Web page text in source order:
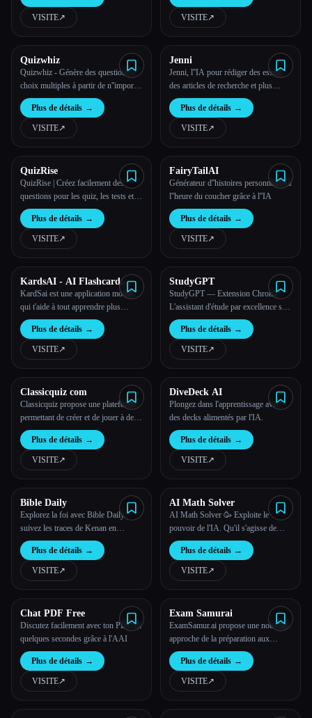
Toutes les catégories
À propos
VISITE↗︎ VISITE↗︎
Quizwhiz
Quizwhiz - Génère des questions à
choix multiples à partir de n''importe
quel texte
Plus de détails →
VISITE↗︎
Jenni
Jenni, l''IA pour rédiger des essais,
des articles de recherche et plus
encore !
Plus de détails →
VISITE↗︎
QuizRise
QuizRise | Créez facilement des
questions pour les quiz, les tests et
les examens en ligne à l''aide de l''IA.
Plus de détails →
VISITE↗︎
FairyTailAI
Générateur d''histoires personnalisé à
l''heure du coucher grâce à l''IA
Plus de détails →
VISITE↗︎
KardsAI - AI Flashcard
Maker
KardSai est une application mobile
qui t'aide à tout apprendre plus
rapidement. Il génère
automatiquement des flashcards à
partir de n'importe quel PDF, texte
ou invite. Apprenez grâce à la
mémoire à long terme !
Plus de détails →
VISITE↗︎
StudyGPT
StudyGPT — Extension Chrome
L'assistant d'étude par excellence sur
l'IA et l'outil GPT gratuit
Plus de détails →
VISITE↗︎
Classicquiz com
Classicquiz propose une plateforme
permettant de créer et de jouer à des
quiz interactifs en direct.
Plus de détails →
VISITE↗︎
DiveDeck AI
Plongez dans l'apprentissage avec
des decks alimentés par l'IA.
Plus de détails →
VISITE↗︎
Bible Daily
Explorez la foi avec Bible Daily :
suivez les traces de Kenan en
participant à des dialogues quotidiens
sur les Écritures qui approfondissent
ta compréhension et ta croissance
spirituelle, en assistant à l'école du
lieu.
Plus de détails →
VISITE↗︎
AI Math Solver
AI Math Solver 🥳 Exploite le
pouvoir de l'IA. Qu'il s'agisse de
télécharger des photos ou de décrire
des problèmes mathématiques, notre
IA multimodale avancée peut t'aider à
résoudre les problèmes de
Plus de détails →
VISITE↗︎
Chat PDF Free
Discutez facilement avec ton PDF en
quelques secondes grâce à l'AAI
Plus de détails →
VISITE↗︎
Exam Samurai
ExamSamur.ai propose une nouvelle
approche de la préparation aux
examens, en utilisant l'IA pour
rationaliser et améliorer le processus
d'étude.
Plus de détails →
VISITE↗︎